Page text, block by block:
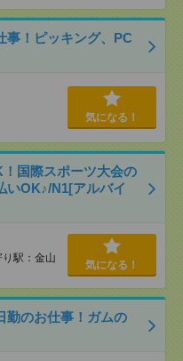
事！ピッキング、PC
気になる！
国際スポーツ大会の
OK♪/N1[アルバイ
駅：金山
気になる！
勤のお仕事！ガムの